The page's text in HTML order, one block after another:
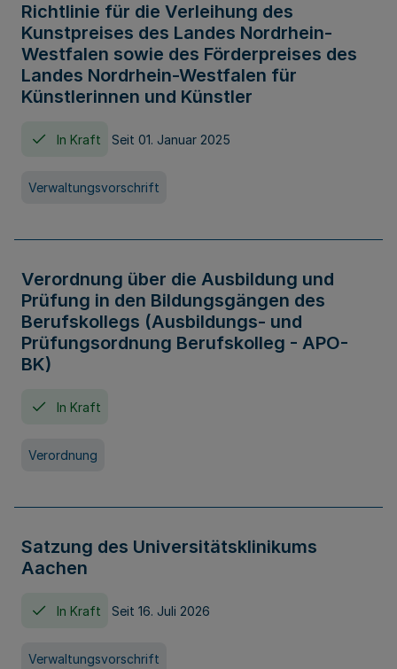
Richtlinie für die Verleihung des
Kunstpreises des Landes Nordrhein-
Westfalen sowie des Förderpreises des
Landes Nordrhein-Westfalen für
Künstlerinnen und Künstler
In Kraft Seit 01. Januar 2025
Verwaltungsvorschrift
Verordnung über die Ausbildung und
Prüfung in den Bildungsgängen des
Berufskollegs (Ausbildungs- und
Prüfungsordnung Berufskolleg - APO-
BK)
In Kraft
Verordnung
Satzung des Universitätsklinikums
Aachen
In Kraft Seit 16. Juli 2026
Verwaltungsvorschrift